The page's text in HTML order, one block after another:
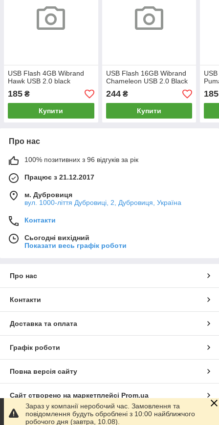
USB Flash 4GB Wibrand
Hawk USB 2.0 black
185 ₴
Купити
USB Flash 16GB Wibrand
Chameleon USB 2.0 Black
244₴
Купити
185
Про нас
100% позитивних з 96 відгуків за рік
Працює з 21.12.2017
м. Дубровиця
вул. 1000-ліття Дубровиці, 2, Дубровиця, Україна
Контакти
Сьогодні вихідний
Показати весь графік роботи
Про нас
Контакти
Доставка та оплата
Графік роботи
Повна версія сайту
Сайт створено на маркетплейсі Prom.ua
Політика конфіденційності
Зараз у компанії неробочий час. Замовлення та
повідомлення будуть оброблені з 10:00 найближчого
робочого дня (завтра, 10.08).